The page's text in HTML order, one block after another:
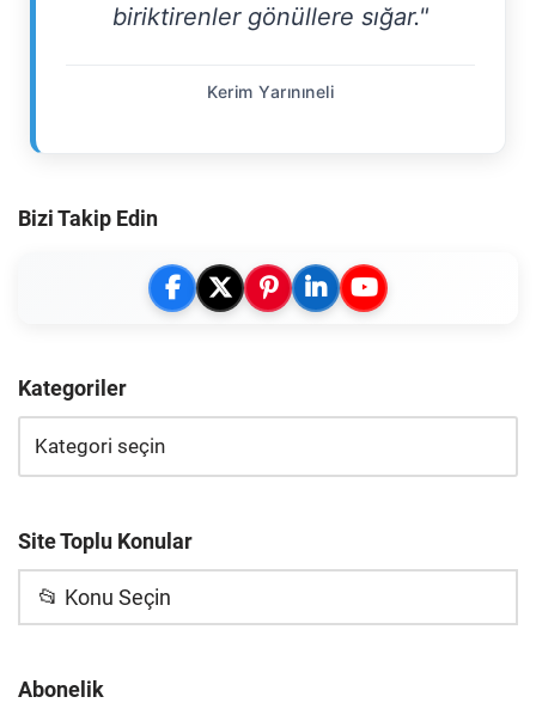
biriktirenler gönüllere sığar."
Kerim Yarınıneli
Bizi Takip Edin
Kategoriler
Site Toplu Konular
📂 Konu Seçin
Abonelik